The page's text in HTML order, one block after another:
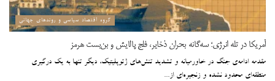
گروه اقتصاد سیاسی و روندهای جهانی
آمریکا در تله انرژی؛ سه‌گانه بحران ذخایر، فلج پالایش و بن‌بست هرمز
مقدمه ادامه‌ی جنگ در خاورمیانه و تشدید تنش‌های ژئوپلیتیک، دیگر تنها به یک درگیری
منطقه‌ای محدود نشده و زنجیره‌ای از...